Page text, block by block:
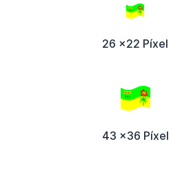
26 x22 Píxel
43 x36 Píxel